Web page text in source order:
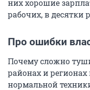
них хорошие
рабочих, в десятки
Про ошибки
Почему сложно
районах и регионах
нормальной